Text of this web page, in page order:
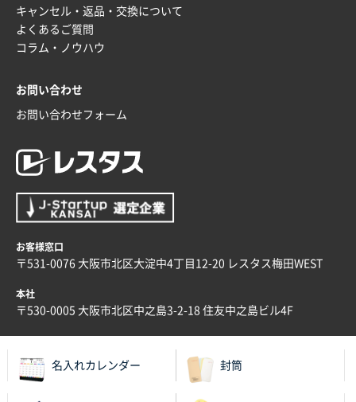
埼玉県G社様
ラミネート紙袋 規格L4サイズ(B4対応)
2025年12月04日 17:34
兵庫県のお客様
2025年12月02日 23:00
ロゴが入れられること
大阪府E社様
2025年11月28日 15:13
他部署のスタッフからの指示
兵庫県S社様
以前発注しているので、データが残っている点が良か
キャンセル・返品・交換について
よくあるご質問
コラム・ノウハウ
お問い合わせ
お問い合わせフォーム
お客様窓口
〒531-0076 大阪市北区大淀中4丁目12-20 レスタス梅田WEST
本社
〒530-0005 大阪市北区中之島3-2-18 住友中之島ビル4F
名入れカレンダー 封筒